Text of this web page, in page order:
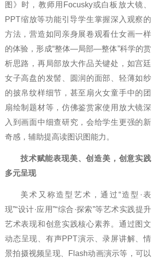
图》时，教师用Focusky或白板放大镜、
PPT缩放等功能引导学生掌握深入观察的
方法，营造如同亲身展卷观看仕女画一样
的体验，形成“整体—局部—整体”科学的赏
析思路，再局部放大作品关键处，如宫廷
女子高盘的发髻、圆润的面部、轻薄如纱
的披帛纹样细节，甚至扇火女童手中的团
扇绘制题材等，仿佛鉴赏家使用放大镜深
入到画面中细查研究，会给学生更强的新
奇感，辅助提高读图识图能力。
技术赋能表现美、创造美，创意实践
多元呈现
美术又称造型艺术，通过“造型·表
现”“设计·应用”“综合·探索”等艺术实践提升
艺术表现和创意实践核心素养。通过图文
动态呈现、有声PPT演示、录屏讲解、情
景拍摄视频呈现、Flash动画演示等，可以